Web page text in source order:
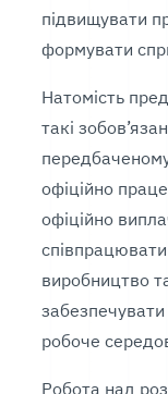
підвищувати
формувати
Натомість
такі
офіційно
офіційно
співпрацювати
виробництво
робоче
Робота над